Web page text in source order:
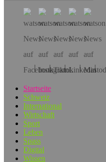
Startseite
Schweiz
International
Wirtschaft
Sport
Leben
Spass
Digital
Wissen